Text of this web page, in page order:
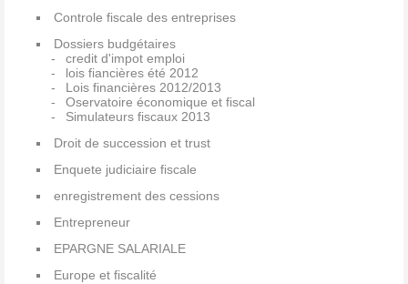
Controle fiscale des entreprises
Dossiers budgétaires
credit d'impot emploi
lois fiancières été 2012
Lois financières 2012/2013
Oservatoire économique et fiscal
Simulateurs fiscaux 2013
Droit de succession et trust
Enquete judiciaire fiscale
enregistrement des cessions
Entrepreneur
EPARGNE SALARIALE
Europe et fiscalité